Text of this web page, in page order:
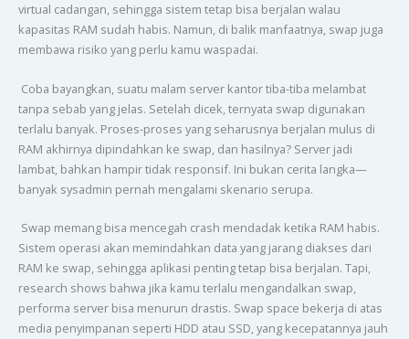
virtual cadangan, sehingga sistem tetap bisa berjalan walau
kapasitas RAM sudah habis. Namun, di balik manfaatnya, swap juga
membawa risiko yang perlu kamu waspadai.
Coba bayangkan, suatu malam server kantor tiba-tiba melambat
tanpa sebab yang jelas. Setelah dicek, ternyata swap digunakan
terlalu banyak. Proses-proses yang seharusnya berjalan mulus di
RAM akhirnya dipindahkan ke swap, dan hasilnya? Server jadi
lambat, bahkan hampir tidak responsif. Ini bukan cerita langka—
banyak sysadmin pernah mengalami skenario serupa.
Swap memang bisa mencegah crash mendadak ketika RAM habis.
Sistem operasi akan memindahkan data yang jarang diakses dari
RAM ke swap, sehingga aplikasi penting tetap bisa berjalan. Tapi,
research shows bahwa jika kamu terlalu mengandalkan swap,
performa server bisa menurun drastis. Swap space bekerja di atas
media penyimpanan seperti HDD atau SSD, yang kecepatannya jauh